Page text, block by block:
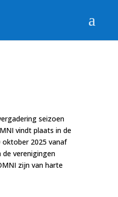
seizoen
vindt plaats in de
2025 vanaf
de verenigingen
zijn van harte